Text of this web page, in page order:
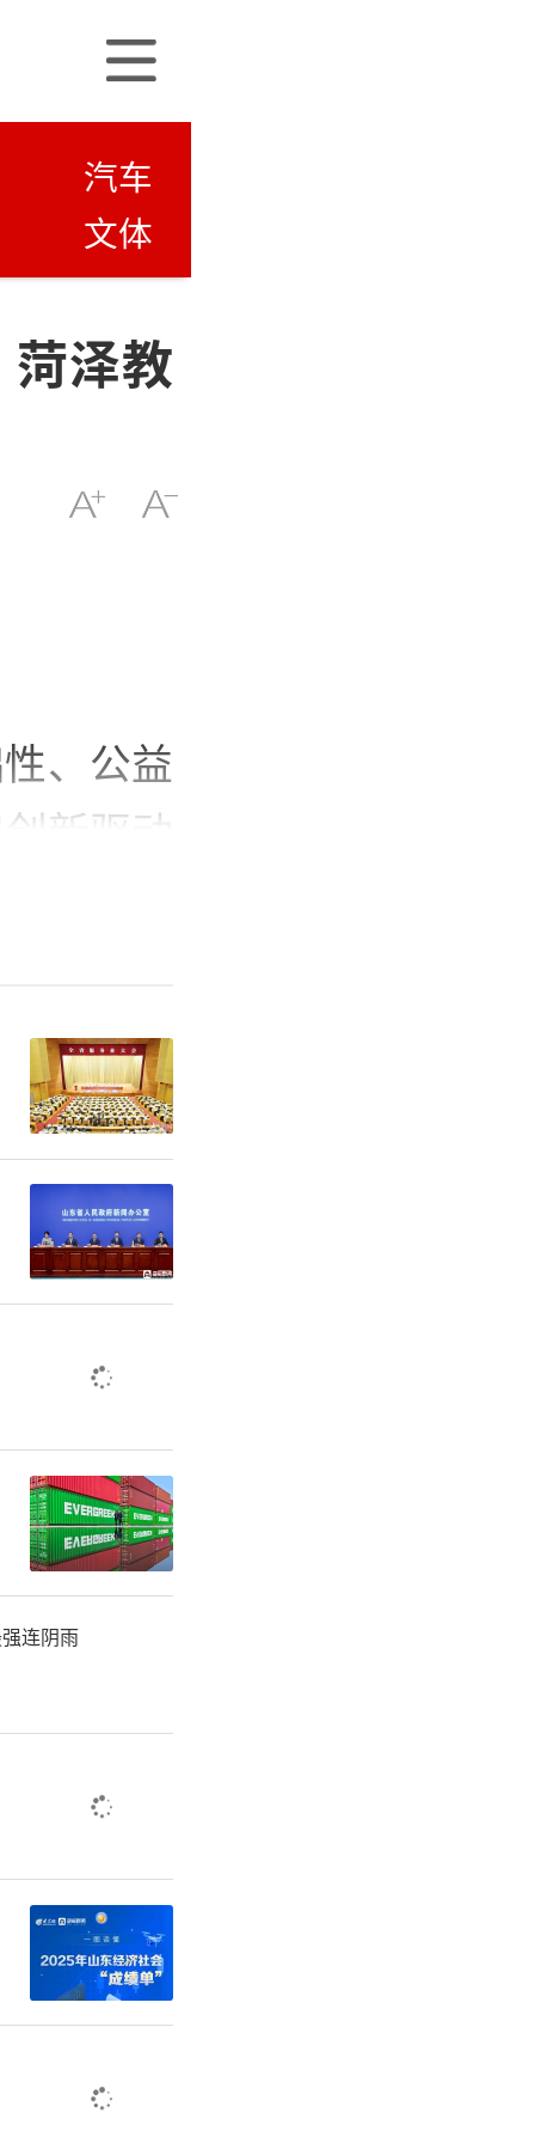
汽车
文体
泽教
、公益
新驱动
民生、
、千秋
，在习
下，随
科技水
略、人
发展投
育事业
长
市、财
人均财
水平的
283.9
元的收
是标准
克服经
平低的
连阴雨